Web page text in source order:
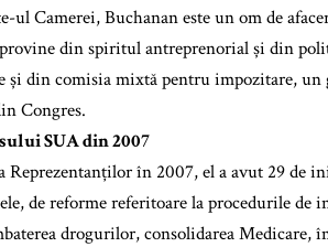
ul Camerei, Buchanan este un om de
din spiritul antreprenorial și din
și din comisia mixtă pentru impozitare,
Congres.
SUA din 2007
Reprezentanților în 2007, el a avut 29 de
de reforme referitoare la procedurile
drogurilor, consolidarea Medicare,